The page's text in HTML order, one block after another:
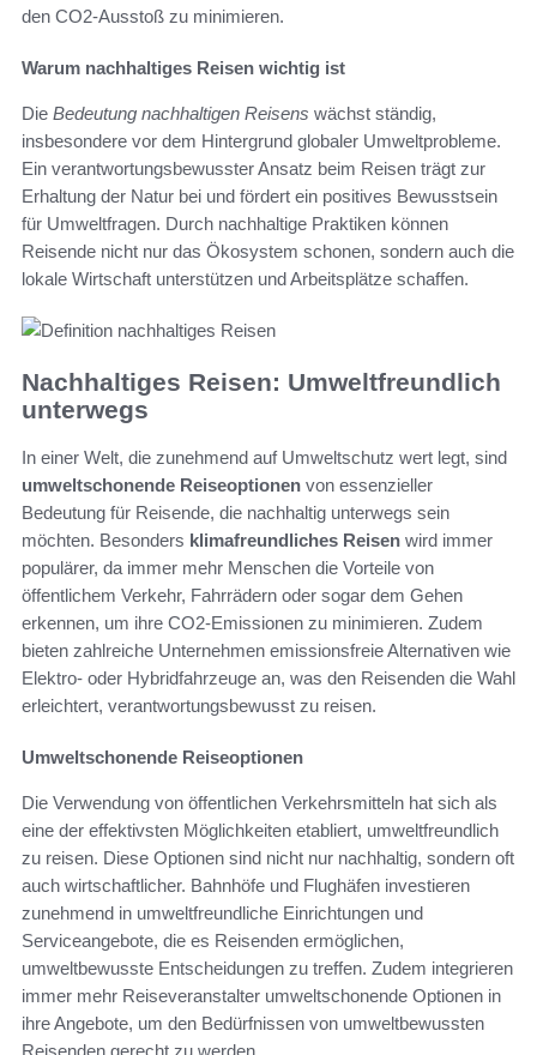
den CO2-Ausstoß zu minimieren.
Warum nachhaltiges Reisen wichtig ist
Die Bedeutung nachhaltigen Reisens wächst ständig,
insbesondere vor dem Hintergrund globaler Umweltprobleme.
Ein verantwortungsbewusster Ansatz beim Reisen trägt zur
Erhaltung der Natur bei und fördert ein positives Bewusstsein
für Umweltfragen. Durch nachhaltige Praktiken können
Reisende nicht nur das Ökosystem schonen, sondern auch die
lokale Wirtschaft unterstützen und Arbeitsplätze schaffen.
Nachhaltiges Reisen: Umweltfreundlich
unterwegs
In einer Welt, die zunehmend auf Umweltschutz wert legt, sind
umweltschonende Reiseoptionen von essenzieller
Bedeutung für Reisende, die nachhaltig unterwegs sein
möchten. Besonders klimafreundliches Reisen wird immer
populärer, da immer mehr Menschen die Vorteile von
öffentlichem Verkehr, Fahrrädern oder sogar dem Gehen
erkennen, um ihre CO2-Emissionen zu minimieren. Zudem
bieten zahlreiche Unternehmen emissionsfreie Alternativen wie
Elektro- oder Hybridfahrzeuge an, was den Reisenden die Wahl
erleichtert, verantwortungsbewusst zu reisen.
Umweltschonende Reiseoptionen
Die Verwendung von öffentlichen Verkehrsmitteln hat sich als
eine der effektivsten Möglichkeiten etabliert, umweltfreundlich
zu reisen. Diese Optionen sind nicht nur nachhaltig, sondern oft
auch wirtschaftlicher. Bahnhöfe und Flughäfen investieren
zunehmend in umweltfreundliche Einrichtungen und
Serviceangebote, die es Reisenden ermöglichen,
umweltbewusste Entscheidungen zu treffen. Zudem integrieren
immer mehr Reiseveranstalter umweltschonende Optionen in
ihre Angebote, um den Bedürfnissen von umweltbewussten